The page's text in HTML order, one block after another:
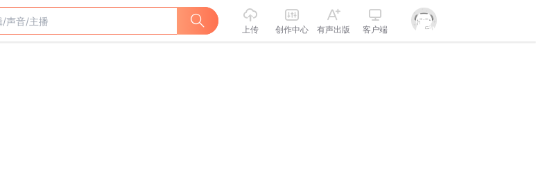
上传 创作中心 有声出版 客户端